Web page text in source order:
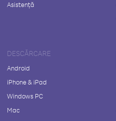
Asistență
DESCĂRCARE
Android
iPhone & iPad
Windows PC
Mac